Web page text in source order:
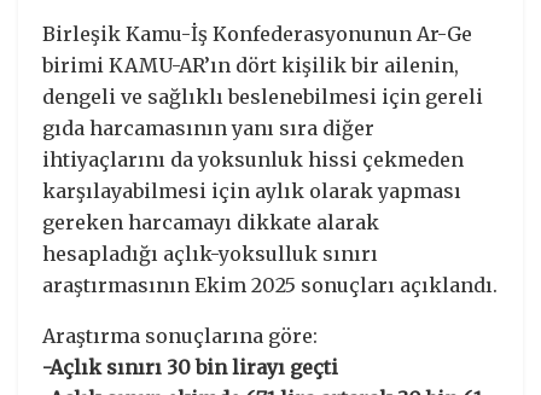
Birleşik Kamu-İş Konfederasyonunun Ar-Ge
birimi KAMU-AR’ın dört kişilik bir ailenin,
dengeli ve sağlıklı beslenebilmesi için gereli
gıda harcamasının yanı sıra diğer
ihtiyaçlarını da yoksunluk hissi çekmeden
karşılayabilmesi için aylık olarak yapması
gereken harcamayı dikkate alarak
hesapladığı açlık-yoksulluk sınırı
araştırmasının Ekim 2025 sonuçları açıklandı.
Araştırma sonuçlarına göre:
-Açlık sınırı 30 bin lirayı geçti